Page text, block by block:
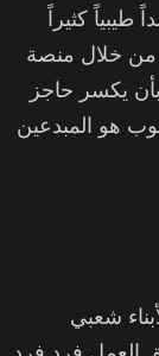
كثيراً
من خلال منصة
يكسر حاجز
هو المبدعين
شعبي